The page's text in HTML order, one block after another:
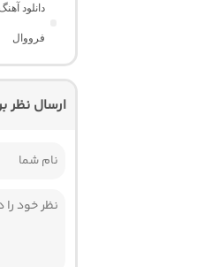
دانلود
فرووال
ارسال نظر